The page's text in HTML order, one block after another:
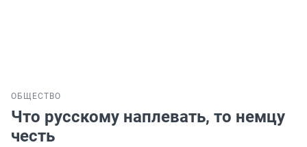
ОБЩЕСТВО
Что русскому наплевать, то немцу
честь